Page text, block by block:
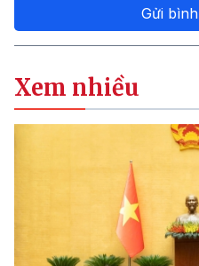
Gửi
Xem nhiều